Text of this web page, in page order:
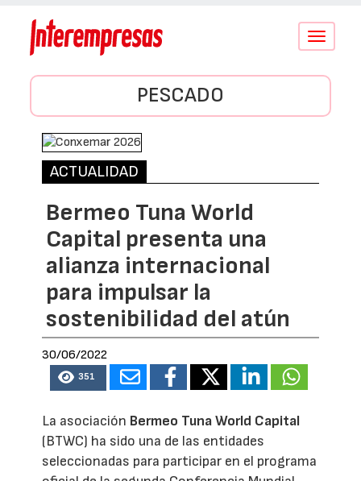
Conmutar
PESCADO
ACTUALIDAD
Bermeo Tuna World
Capital presenta una
alianza internacional
para impulsar la
sostenibilidad del atún
30/06/2022
351
La asociación Bermeo Tuna World Capital
(BTWC) ha sido una de las entidades
seleccionadas para participar en el programa